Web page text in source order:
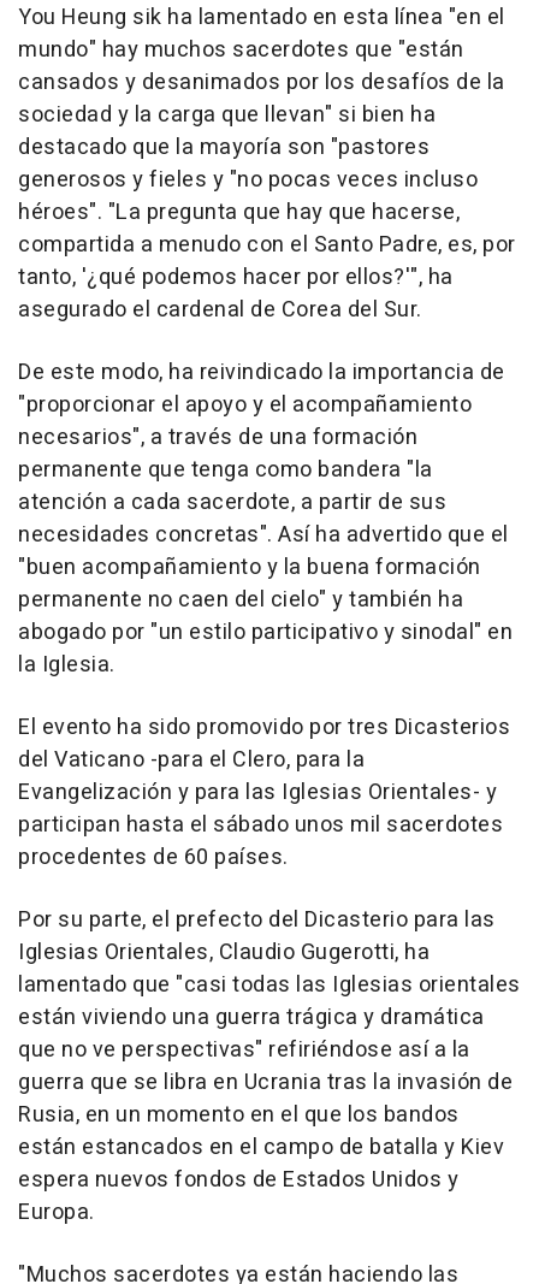
You Heung sik ha lamentado en esta línea "en el
mundo" hay muchos sacerdotes que "están
cansados y desanimados por los desafíos de la
sociedad y la carga que llevan" si bien ha
destacado que la mayoría son "pastores
generosos y fieles y "no pocas veces incluso
héroes". "La pregunta que hay que hacerse,
compartida a menudo con el Santo Padre, es, por
tanto, '¿qué podemos hacer por ellos?'", ha
asegurado el cardenal de Corea del Sur.
De este modo, ha reivindicado la importancia de
"proporcionar el apoyo y el acompañamiento
necesarios", a través de una formación
permanente que tenga como bandera "la
atención a cada sacerdote, a partir de sus
necesidades concretas". Así ha advertido que el
"buen acompañamiento y la buena formación
permanente no caen del cielo" y también ha
abogado por "un estilo participativo y sinodal" en
la Iglesia.
El evento ha sido promovido por tres Dicasterios
del Vaticano -para el Clero, para la
Evangelización y para las Iglesias Orientales- y
participan hasta el sábado unos mil sacerdotes
procedentes de 60 países.
Por su parte, el prefecto del Dicasterio para las
Iglesias Orientales, Claudio Gugerotti, ha
lamentado que "casi todas las Iglesias orientales
están viviendo una guerra trágica y dramática
que no ve perspectivas" refiriéndose así a la
guerra que se libra en Ucrania tras la invasión de
Rusia, en un momento en el que los bandos
están estancados en el campo de batalla y Kiev
espera nuevos fondos de Estados Unidos y
Europa.
"Muchos sacerdotes ya están haciendo las